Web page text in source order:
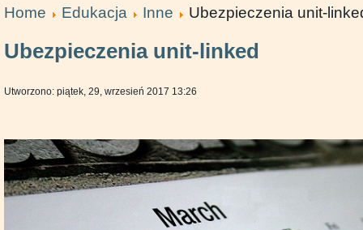
Home Edukacja Inne Ubezpieczenia unit-
Ubezpieczenia unit-linked
Utworzono: piątek, 29, wrzesień 2017 13:26